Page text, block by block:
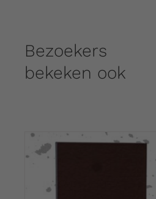
Bezoekers
bekeken ook